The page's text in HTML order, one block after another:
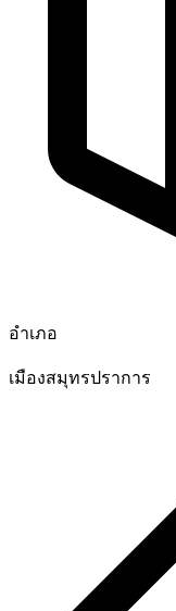
อำเภอ
เมืองสมุทรปราการ